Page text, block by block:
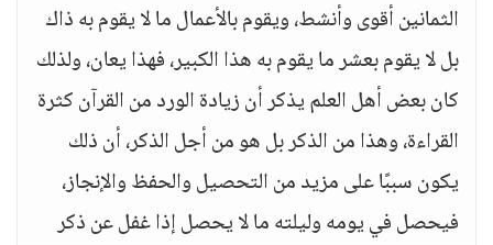
الثمانين أقوى وأنشط، ويقوم بالأعمال ما لا يقوم به ذاك
بل لا يقوم بعشر ما يقوم به هذا الكبير، فهذا يعان، ولذلك
كان بعض أهل العلم يذكر أن زيادة الورد من القرآن كثرة
القراءة، وهذا من الذكر بل هو من أجل الذكر، أن ذلك
يكون سببًا على مزيد من التحصيل والحفظ والإنجاز،
فيحصل في يومه وليلته ما لا يحصل إذا غفل عن ذكر